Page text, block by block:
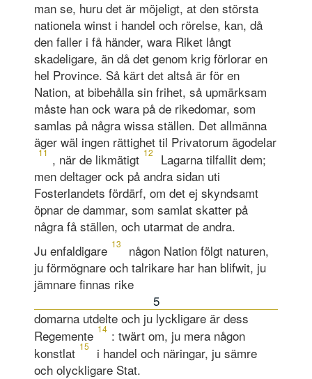
man se, huru det är möjeligt, at den största
nationela winst i handel och rörelse, kan, då
den faller i få händer, wara Riket långt
skadeligare, än då det genom krig förlorar en
hel Province. Så kärt det altså är för en
Nation, at bibehålla sin frihet, så upmärksam
måste han ock wara på de rikedomar, som
samlas på några wissa ställen. Det allmänna
äger wäl ingen rättighet til Privatorum ägodelar
11 , när de likmätigt 12
Lagarna tilfallit dem;
men deltager ock på andra sidan uti
Fosterlandets fördärf, om det ej skyndsamt
öpnar de dammar, som samlat skatter på
några få ställen, och utarmat de andra.
Ju enfaldigare 13
någon Nation fölgt naturen,
ju förmögnare och talrikare har han blifwit, ju
jämnare finnas rike
5
domarna utdelte och ju lyckligare är dess
Regemente 14 : twärt om, ju mera någon
konstlat 15
i handel och näringar, ju sämre
och olyckligare Stat.